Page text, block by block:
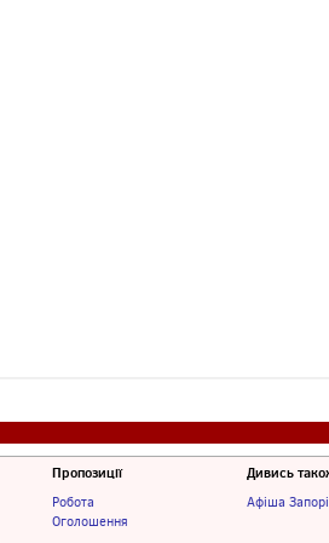
Пропозиції
Робота
Оголошення
Дивись
Афіша